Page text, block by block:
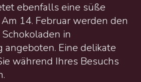
ebenfalls eine süße
14. Februar werden den
in
Eine delikate
während Ihres Besuchs